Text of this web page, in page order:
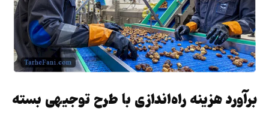
برآورد هزینه راه‌اندازی با طرح توجیهی بسته